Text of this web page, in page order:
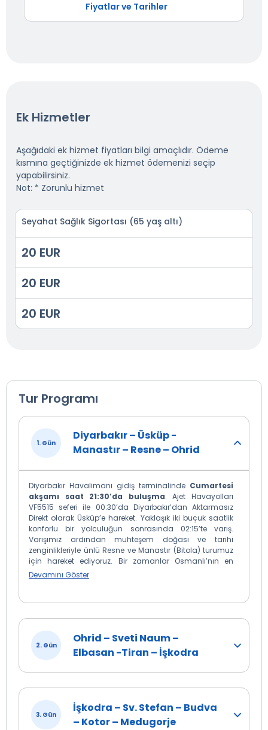
Fiyatlar ve Tarihler
Ek Hizmetler
Aşağıdaki ek hizmet fiyatları bilgi amaçlıdır. Ödeme
kısmına geçtiğinizde ek hizmet ödemenizi seçip
yapabilirsiniz.
Not: * Zorunlu hizmet
Seyahat Sağlık Sigortası (65 yaş altı)
20 EUR
20 EUR
20 EUR
Tur Programı
1. Gün
Diyarbakır – Üsküp -
Manastır – Resne – Ohrid
Diyarbakır Havalimanı gidiş terminalinde Cumartesi
akşamı saat 21:30’da buluşma. Ajet Havayolları
VF5515 seferi ile 00:30’da Diyarbakır’dan Aktarmasız
Direkt olarak Üsküp’e hareket. Yaklaşık iki buçuk saatlik
konforlu bir yolculuğun sonrasında 02:15’te varış.
Varışımız ardından muhteşem doğası ve tarihi
zenginlikleriyle ünlü Resne ve Manastır (Bitola) turumuz
için hareket ediyoruz. Bir zamanlar Osmanlı’nın en
önemli kültür ve ticaret merkezlerinden biri olan
Atatürk Müzesi’ni dışarıdan ziyaret ediyoruz. Bu büyülü
keşfedeceğiz. Manastır’ın tarihi dokusunu hissederken,
şehrin nostaljik sokaklarında keyifli bir yürüyüş yapma
şansına sahip olacaksınız. Burada kısa bir molanın
Niyazi Bey’in Sarayı’nı panoramik olarak görüyoruz.
Resne, hem doğasıyla hem de Osmanlı izleriyle
büyüleyici bir atmosfer sunuyor. Turumuzun ardından
Ohrid'e doğru yol alıyoruz. Yol boyunca nefes kesen
Devamını Göster
2. Gün
Ohrid – Sveti Naum –
Elbasan -Tiran – İşkodra
3. Gün
İşkodra – Sv. Stefan – Budva
– Kotor – Medugorje